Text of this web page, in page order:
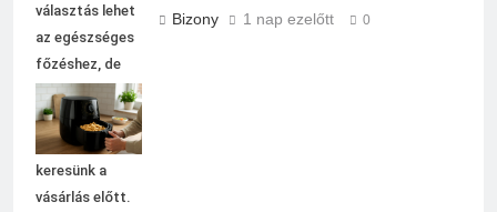
választás lehet
az egészséges
főzéshez, de
fontos tudni,
milyen
funkciókat
keresünk a
vásárlás előtt.
Bizony 1 nap ezelőtt 0